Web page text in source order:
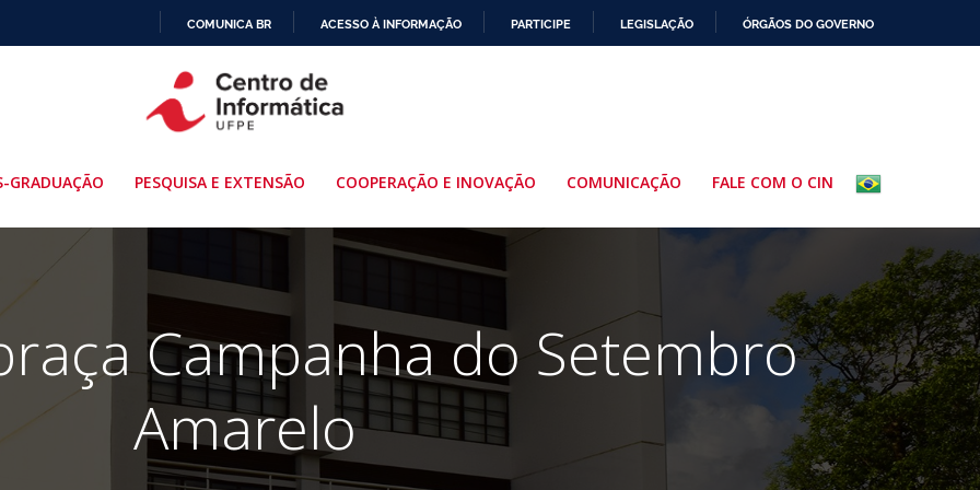
PARA
O
COMUNICA BR ACESSO À INFORMAÇÃO PARTICIPE LEGISLAÇÃO ÓRGÃOS DO GOVERNO
GRADUAÇÃO PESQUISA E EXTENSÃO COOPERAÇÃO E INOVAÇÃO COMUNICAÇÃO FALE COM O CIN
Campanha do Setembro
Amarelo